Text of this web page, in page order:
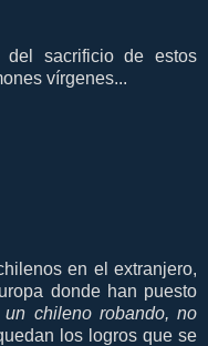
sacrificio de estos
vírgenes...
en el extranjero,
donde han puesto
chileno robando, no
los logros que se